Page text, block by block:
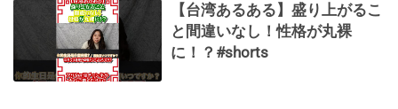
【台湾あるある】盛り上がるこ
と間違いなし！性格が丸裸
に！？#shorts